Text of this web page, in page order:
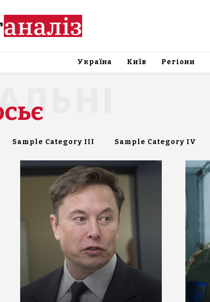
Україна Київ Регіони
Sample Category III Sample Category IV